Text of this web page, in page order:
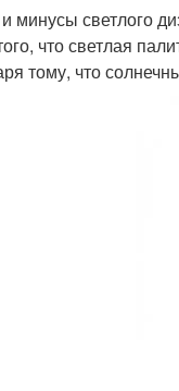
минусы светлого
что светлая
тому, что